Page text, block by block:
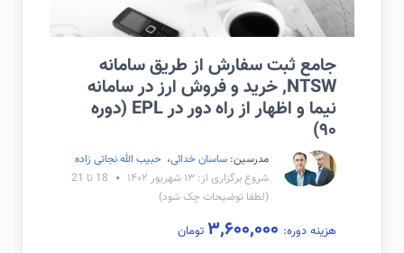
جامع ثبت سفارش از طریق سامانه
NTSW, خرید و فروش ارز در سامانه
نیما و اظهار از راه دور در EPL (دوره
۹۰)
مدرسین: ساسان خدائی، حبیب الله نجاتی زاده
شروع برگزاری از: ۱۳ شهریور ۱۴۰۲
18 تا 21
(لطفا توضیحات چک شود)
هزینه دوره: تومان